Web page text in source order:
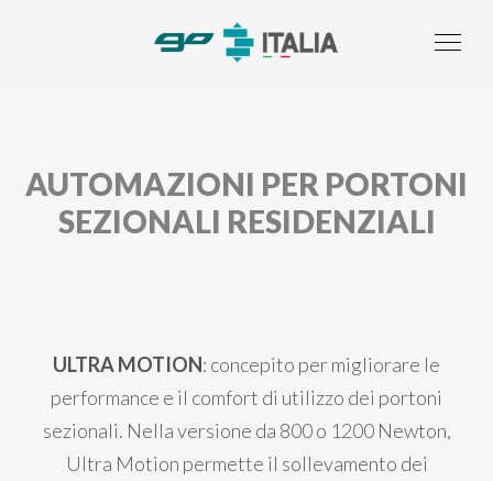
AUTOMAZIONI PER PORTONI
SEZIONALI RESIDENZIALI
ULTRA MOTION: concepito per migliorare le
performance e il comfort di utilizzo dei portoni
sezionali. Nella versione da 800 o 1200 Newton,
Ultra Motion permette il sollevamento dei